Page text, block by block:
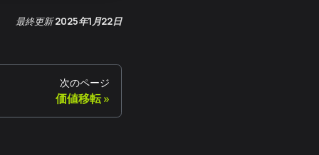
最終更新 2025年1月22日
次のページ
価値移転